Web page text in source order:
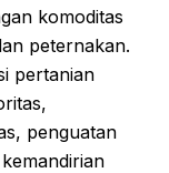
komoditas
peternakan.
pertanian
penguatan